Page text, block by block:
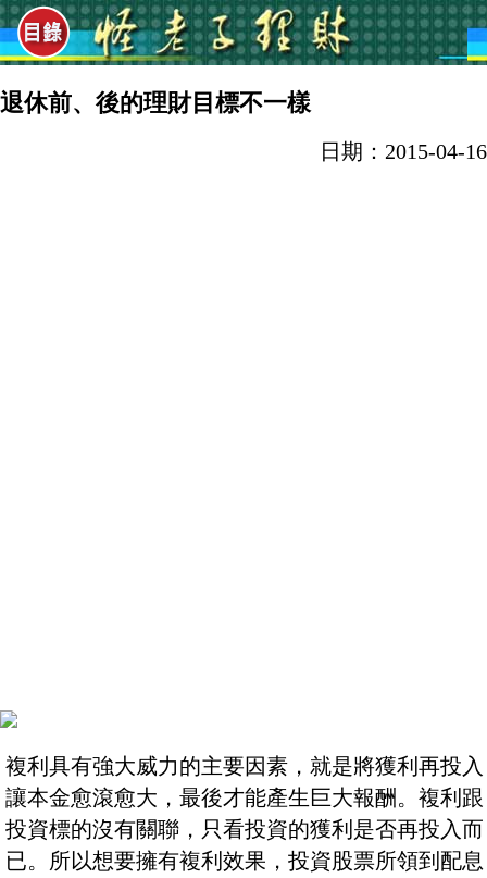
退休前、後的理財目標不一樣
日期：2015-04-16
複利具有強大威力的主要因素，就是將獲利再投入
讓本金愈滾愈大，最後才能產生巨大報酬。複利跟
投資標的沒有關聯，只看投資的獲利是否再投入而
已。所以想要擁有複利效果，投資股票所領到配息